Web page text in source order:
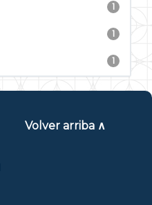
1
1
1
Volver arriba ∧